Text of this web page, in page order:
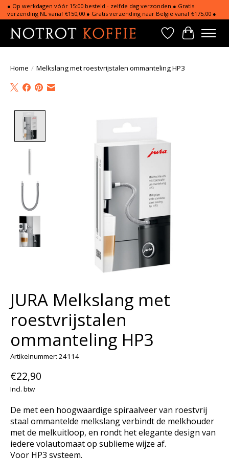
● Op werkdagen vóór 15:00 besteld - zelfde dag verzonden ● Gratis
verzending NL vanaf €150,00 ● Gratis verzending naar België vanaf €175,00 ●
Verlanglijst
Home / Melkslang met roestvrijstalen ommanteling HP3
JURA Melkslang met
roestvrijstalen
ommanteling HP3
Artikelnummer: 24114
€22,90
Incl. btw
De met een hoogwaardige spiraalveer van roestvrij
staal ommantelde melkslang verbindt de melkhouder
met de melkuitloop, en rondt het elegante design van
iedere volautomaat op sublieme wijze af.
Voor HP3 systeem.